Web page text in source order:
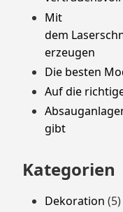
Mit
dem
erzeugen
Die besten
Auf die
gibt
Kategorien
Dekoration (5)